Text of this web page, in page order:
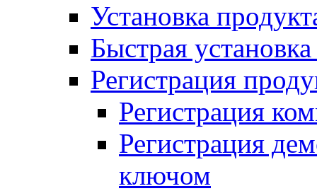
Установка
Быстрая
Регистрация
Регистрация
Регистрация
ключом